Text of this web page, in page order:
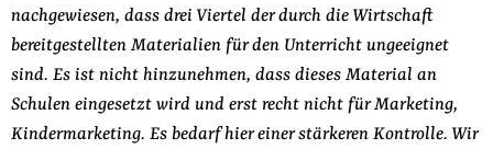
nachgewiesen, dass drei Viertel der durch die Wirtschaft
bereitgestellten Materialien für den Unterricht ungeeignet
sind. Es ist nicht hinzunehmen, dass dieses Material an
Schulen eingesetzt wird und erst recht nicht für Marketing,
Kindermarketing. Es bedarf hier einer stärkeren Kontrolle. Wir